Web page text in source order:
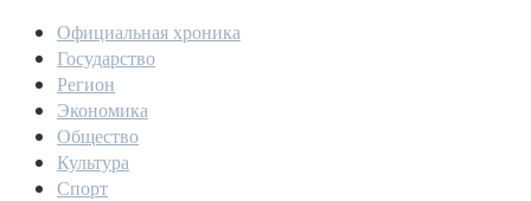
Официальная хроника
Государство
Регион
Экономика
Общество
Культура
Спорт